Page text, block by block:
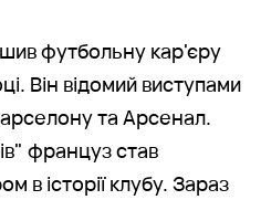
футбольну кар'єру
Він відомий виступами
та Арсенал.
француз став
в історії клубу. Зараз